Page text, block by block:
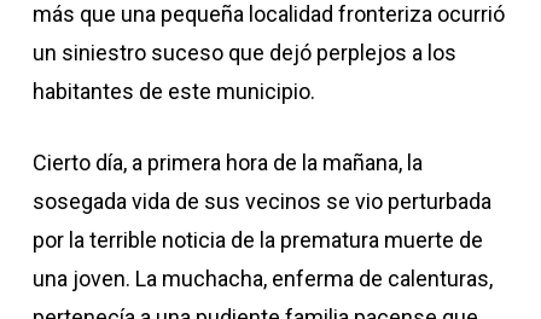
más que una pequeña localidad fronteriza ocurrió
un siniestro suceso que dejó perplejos a los
habitantes de este municipio.
Cierto día, a primera hora de la mañana, la
sosegada vida de sus vecinos se vio perturbada
por la terrible noticia de la prematura muerte de
una joven. La muchacha, enferma de calenturas,